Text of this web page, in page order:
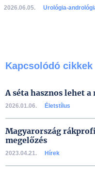
2026.06.05. Urológia-
Kapcsolódó cikkek
A séta hasznos lehet a
2026.01.06. Életstílus
Magyarország
megelőzés
2023.04.21. Hírek